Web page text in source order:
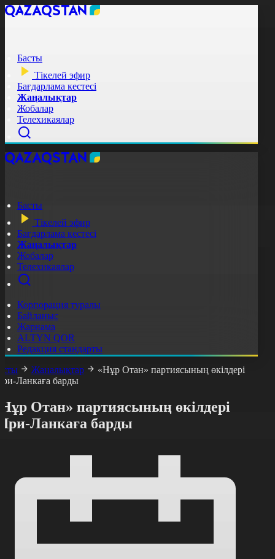
Басты
Тікелей эфир
Бағдарлама кестесі
Жаңалықтар
Жобалар
Телехикаялар
Басты
Тікелей эфир
Бағдарлама кестесі
Жаңалықтар
Жобалар
Телехикаялар
Корпорация туралы
Байланыс
Жарнама
ALTYN QOR
Редакция стандарты
Жаңалықтар
«Нұр Отан» партиясының өкілдері
Ланкаға барды
Отан» партиясының өкілдері
Ланкаға барды